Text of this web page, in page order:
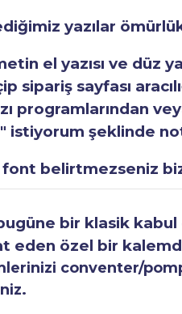
yazılar
el yazısı ve düz
sipariş sayfası
programlarından
istiyorum şeklinde
belirtmezseniz
bir klasik
eden özel bir
conventer/